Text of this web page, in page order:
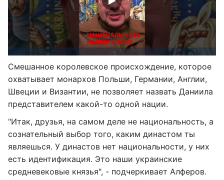
Смешанное королевское происхождение, которое
охватывает монархов Польши, Германии, Англии,
Швеции и Византии, не позволяет назвать Даниила
представителем какой-то одной нации.
"Итак, друзья, на самом деле не национальность, а
сознательный выбор того, каким династом ты
являешься. У династов нет национальности, у них
есть идентификация. Это наши украинские
средневековые князья", - подчеркивает Алферов.